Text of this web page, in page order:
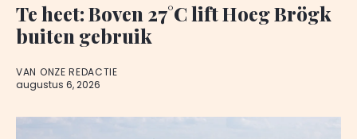
Te heet: Boven 27°C lift Hoeg Brögk
buiten gebruik
VAN ONZE REDACTIE
augustus 6, 2026